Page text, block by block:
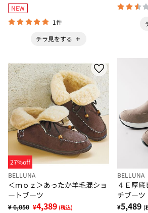
NEW
1件
チラ見をする
27%off
BELLUNA
＜ｍｏｚ＞あったか羊毛混ショ
ートブーツ
¥ 6,050 ¥4,389 (税込)
BELLUNA
４Ｅ厚
チブーツ
¥5,489 (